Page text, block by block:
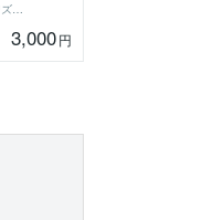
ご縁のレスキュー鑑定師♡ズーテメルク寧々
3,000円